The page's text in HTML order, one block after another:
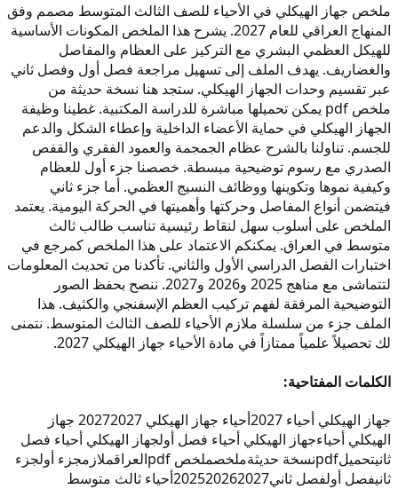
ملخص جهاز الهيكلي في الأحياء للصف الثالث المتوسط مصمم وفق
المنهاج العراقي للعام 2027. يشرح هذا الملخص المكونات الأساسية
للهيكل العظمي البشري مع التركيز على العظام والمفاصل
والغضاريف. يهدف الملف إلى تسهيل مراجعة فصل أول وفصل ثاني
عبر تقسيم وحدات الجهاز الهيكلي. ستجد هنا نسخة حديثة من
ملخص pdf يمكن تحميلها مباشرة للدراسة المكتبية. غطينا وظيفة
الجهاز الهيكلي في حماية الأعضاء الداخلية وإعطاء الشكل والدعم
للجسم. تناولنا بالشرح عظام الجمجمة والعمود الفقري والقفص
الصدري مع رسوم توضيحية مبسطة. خصصنا جزء أول للعظام
وكيفية نموها وتكوينها ووظائف النسيج العظمي. أما جزء ثاني
فيتضمن أنواع المفاصل وحركتها وأهميتها في الحركة اليومية. يعتمد
الملخص على أسلوب سهل لنقاط رئيسية تناسب طالب ثالث
متوسط في العراق. يمكنكم الاعتماد على هذا الملخص كمرجع في
اختبارات الفصل الدراسي الأول والثاني. تأكدنا من تحديث المعلومات
لتتماشى مع مناهج 2025 و2026 و2027. ننصح بحفظ الصور
التوضيحية المرفقة لفهم تركيب العظم الإسفنجي والكثيف. هذا
الملف جزء من سلسلة ملازم الأحياء للصف الثالث المتوسط. نتمنى
لك تحصيلاً علمياً ممتازاً في مادة الأحياء جهاز الهيكلي 2027.
الكلمات المفتاحية:
جهاز الهيكلي أحياء 2027
أحياء جهاز الهيكلي 2027
2027 جهاز
الهيكلي أحياءجهاز الهيكلي أحياء فصل أولجهاز الهيكلي أحياء فصل
ثانيتحميلpdfنسخة حديثةملخصملخص pdf العراقملازمجزء أولجزء
ثانيفصل أولفصل ثاني 202520262027 أحياء ثالث متوسط